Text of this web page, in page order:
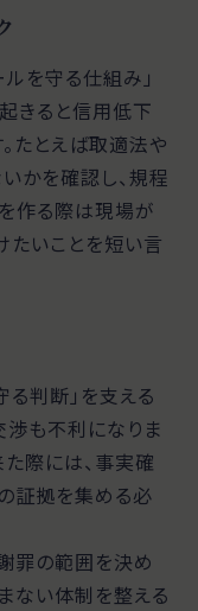
を守る仕組み」
きると信用低下
たとえば取適法や
かを確認し、規程
作る際は現場が
たいことを短い言
判断」を支える
渉も不利になりま
際には、事実確
証拠を集める必
罪の範囲を決め
ない体制を整える